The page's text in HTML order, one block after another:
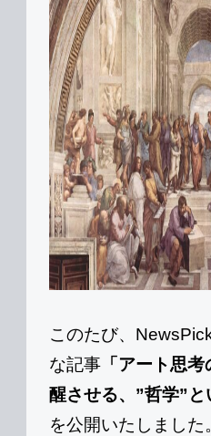
このたび、
な記事「アート思考
醒させる、”哲学”と
を公開いたしました